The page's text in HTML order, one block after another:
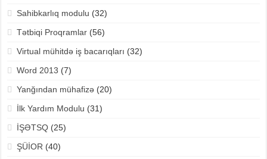
Sahibkarlıq modulu (32)
Tətbiqi Proqramlar(56)
Virtual mühitdə iş bacarıqları (32)
Word 2013 (7)
Yanğından mühafizə(20)
İlk Yardım Modulu (31)
İŞƏTSQ(25)
ŞÜİOR (40)